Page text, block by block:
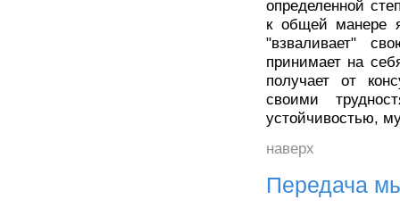
определенной
к общей манере
"взваливает"
принимает на
получает от
своими
устойчивостью,
наверх
Передача